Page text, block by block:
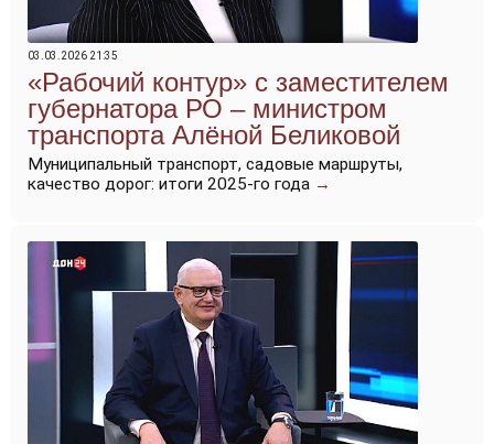
03.03.2026 21:35
«Рабочий контур» с заместителем
губернатора РО – министром
транспорта Алёной Беликовой
Муниципальный транспорт, садовые маршруты,
качество дорог: итоги 2025-го года →